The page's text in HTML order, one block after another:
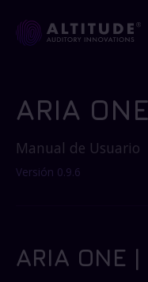
ARIA ONE
Manual de Usuario
Versión 0.9.6
ARIA ONE